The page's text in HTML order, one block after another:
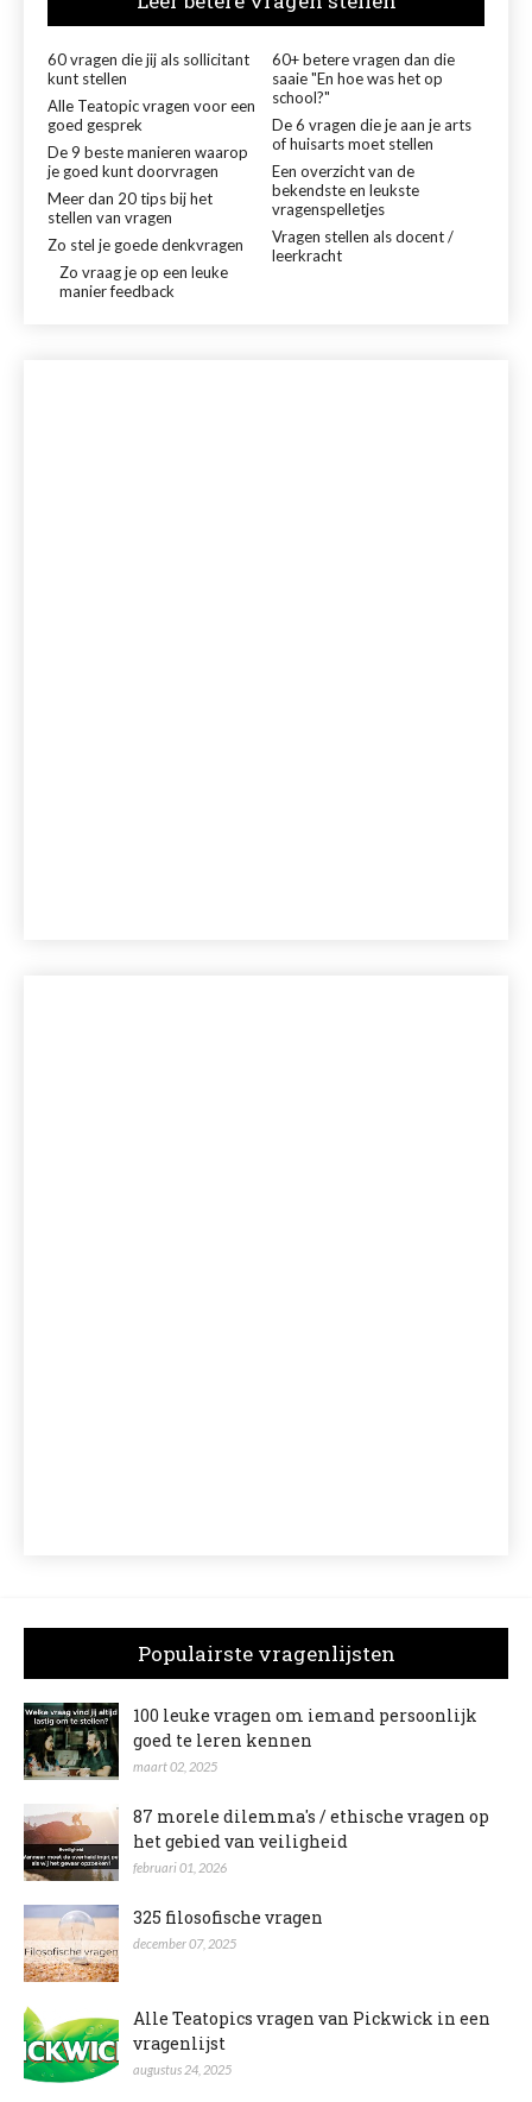
60 vragen die jij als sollicitant
kunt stellen
60+ betere vragen dan die
saaie "En hoe was het op
school?"
Alle Teatopic vragen voor een
goed gesprek
De 6 vragen die je aan je arts
of huisarts moet stellen
De 9 beste manieren waarop
je goed kunt doorvragen
Een overzicht van de
bekendste en leukste
vragenspelletjes
Meer dan 20 tips bij het
stellen van vragen
Vragen stellen als docent /
leerkracht
Zo stel je goede denkvragen
Zo vraag je op een leuke
manier feedback
Populairste vragenlijsten
100 leuke vragen om iemand persoonlijk
goed te leren kennen
maart 02, 2025
87 morele dilemma's / ethische vragen op
het gebied van veiligheid
februari 01, 2026
325 filosofische vragen
december 07, 2025
Alle Teatopics vragen van Pickwick in een
vragenlijst
augustus 24, 2025